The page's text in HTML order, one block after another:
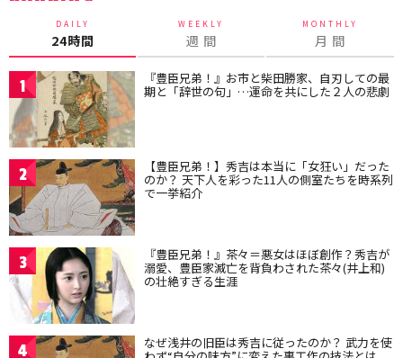
DAILY
24時間
WEEKLY
週 間
MONTHLY
月 間
1 『豊臣兄弟！』お市と柴田勝家、自刃しての最
期と「辞世の句」…運命を共にした２人の悲劇
2 【豊臣兄弟！】秀吉は本当に「女狂い」だった
のか？ 天下人を彩った11人の側室たちを時系列
で一挙紹介
3 『豊臣兄弟！』茶々＝悪女はほぼ創作？秀吉が
溺愛、豊臣家滅亡を背負わされた茶々(井上和)
の壮絶すぎる生涯
4 なぜ浅井の旧臣は秀吉に従ったのか？ 武力を使